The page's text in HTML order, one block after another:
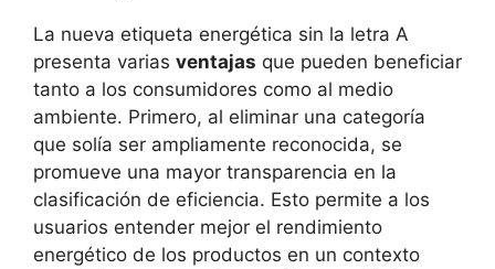
La nueva etiqueta energética sin la letra A
presenta varias ventajas que pueden beneficiar
tanto a los consumidores como al medio
ambiente. Primero, al eliminar una categoría
que solía ser ampliamente reconocida, se
promueve una mayor transparencia en la
clasificación de eficiencia. Esto permite a los
usuarios entender mejor el rendimiento
energético de los productos en un contexto